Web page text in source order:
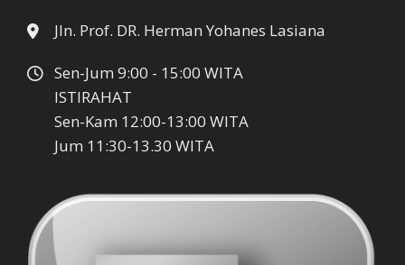
Jln. Prof. DR. Herman Yohanes Lasiana
Sen-Jum 9:00 - 15:00 WITA
ISTIRAHAT
Sen-Kam 12:00-13:00 WITA
Jum 11:30-13.30 WITA